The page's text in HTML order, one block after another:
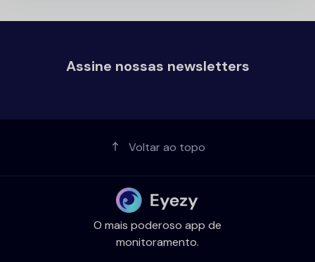
Assine nossas newsletters
Voltar ao topo
O mais poderoso app de
monitoramento.